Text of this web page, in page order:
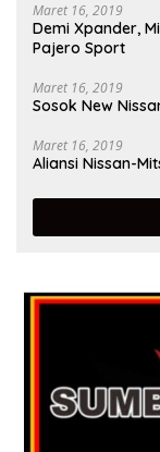
Maret 16, 2019
Demi Xpander,
Pajero Sport
Maret 16, 2019
Sosok New
Maret 16, 2019
Aliansi Nissan-